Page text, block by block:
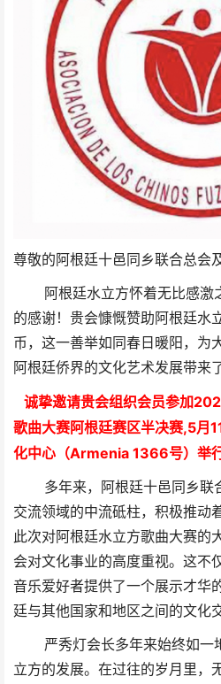
尊敬的阿根廷十邑同乡联合总会
阿根廷水立方怀着无比感激
的感谢！贵会慷慨赞助阿根廷水
币，这一善举如同春日暖阳，为
阿根廷侨界的文化艺术发展带来
诚挚邀请贵会组织会员参加
歌曲大赛阿根廷赛区半决赛,5月
化中心（Armenia 1366号）举
多年来，阿根廷十邑同乡联
交流领域的中流砥柱，积极推动
此次对阿根廷水立方歌曲大赛的
会对文化事业的高度重视。这不
音乐爱好者提供了一个展示才华
廷与其他国家和地区之间的文化
严秀灯会长多年来始终如一
立方的发展。在过往的岁月里，